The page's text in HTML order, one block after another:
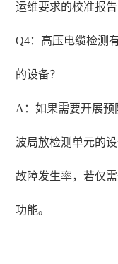
运维要求的校准报告
Q4：高压电缆检测
的设备？
A：如果需要开展
波局放检测单元的
故障发生率，若仅
功能。